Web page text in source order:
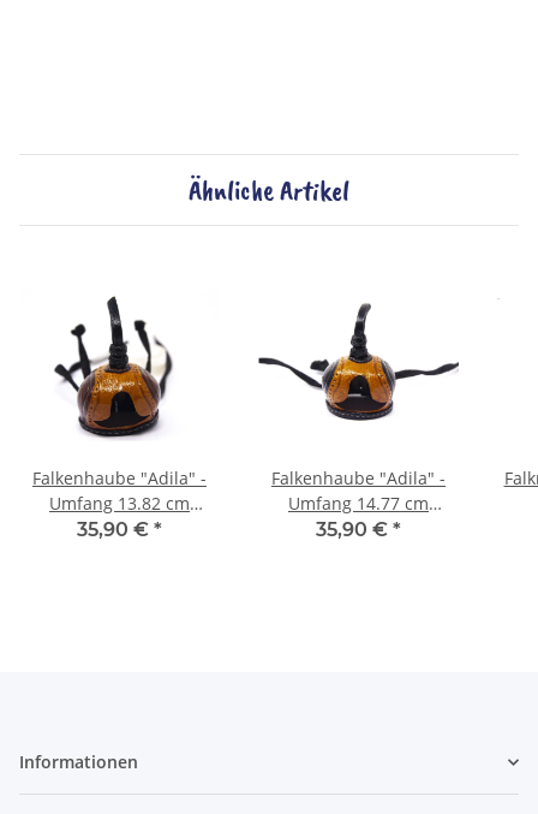
Ähnliche Artikel
Falkenhaube "Adila" -
Umfang 13.82 cm
braun/cognac
35,90 € *
Falkenhaube "Adila" -
Umfang 14.77 cm
schwarz/cognac
35,90 € *
Informationen